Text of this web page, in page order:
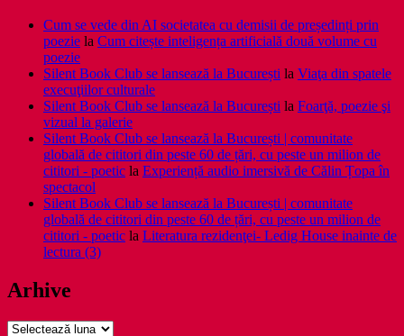
Cum se vede din AI societatea cu demisii de președinți prin
poezie la Cum citește inteligența artificială două volume cu
poezie
Silent Book Club se lansează la București la Viaţa din spatele
execuţiilor culturale
Silent Book Club se lansează la București la Foarţă, poezie şi
vizual la galerie
Silent Book Club se lansează la București | comunitate
globală de cititori din peste 60 de țări, cu peste un milion de
cititori - poetic la Experiență audio imersivă de Călin Țopa în
spectacol
Silent Book Club se lansează la București | comunitate
globală de cititori din peste 60 de țări, cu peste un milion de
cititori - poetic la Literatura rezidenţei- Ledig House inainte de
lectura (3)
Arhive
Arhive